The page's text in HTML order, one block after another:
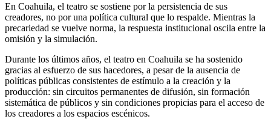
En Coahuila, el teatro se sostiene por la persistencia de sus
creadores, no por una política cultural que lo respalde. Mientras la
precariedad se vuelve norma, la respuesta institucional oscila entre la
omisión y la simulación.
Durante los últimos años, el teatro en Coahuila se ha sostenido
gracias al esfuerzo de sus hacedores, a pesar de la ausencia de
políticas públicas consistentes de estímulo a la creación y la
producción: sin circuitos permanentes de difusión, sin formación
sistemática de públicos y sin condiciones propicias para el acceso de
los creadores a los espacios escénicos.